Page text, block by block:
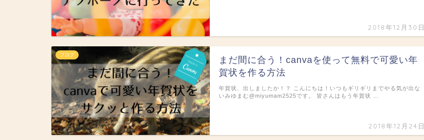
2018年12月30日
ブログ
まだ間に合う！canvaを使って無料で可愛い年
賀状を作る方法
2018年12月24日
年賀状、出しましたか！？ こんにちは！いつもギリギリまでやる気が出な
いみゆまむ@miyumam2525です。 皆さんはもう年賀状 …